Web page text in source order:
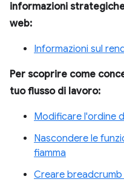
informazioni
web:
Informazioni sul
Per scoprire come
tuo flusso di lavoro:
Modificare l'ordine
Nascondere le
fiamma
Creare breadcrumb